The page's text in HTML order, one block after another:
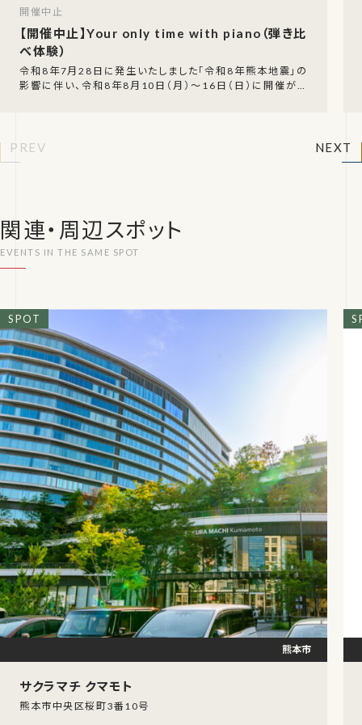
【開催中止】Your only time with piano（弾き比
べ体験）
令和8年7月28日に発生いたしました「令和8年熊本地震」の
影響に伴い、令和8年8月10日（月）～16日（日）に開催が予
開催中止
PREV NEXT
関連・周辺スポット
サクラマチ クマモト
熊本市中央区桜町3番10号
熊本市